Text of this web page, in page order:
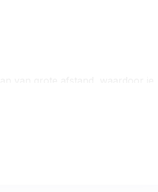
biedt een natuurlijke manier om je